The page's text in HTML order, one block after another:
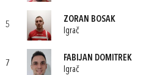
5
ZORAN BOSAK
Igrač
7
FABIJAN DOMITREK
Igrač